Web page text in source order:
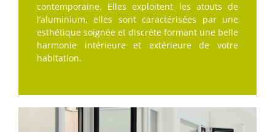
contemporaine. Elles exploitent les atouts de
l’aluminium, elles sont caractérisées par une
esthétique soignée et discrète formant une belle
harmonie intérieure et extérieure de votre
habitation.